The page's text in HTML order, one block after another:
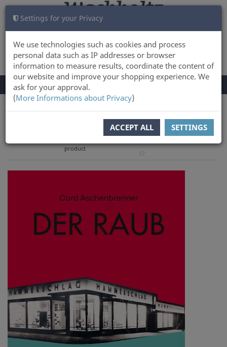
Settings for your Privacy
We use technologies such as cookies and process
personal data such as IP addresses or browser
information to measure results, coordinate the content of
our website and improve your shopping experience. We
ask for your approval.
(More Informations about Privacy)
ACCEPT ALL SETTINGS
LOG IN CART 0
TOGGLE
NAVIGATION
Menu
product
37